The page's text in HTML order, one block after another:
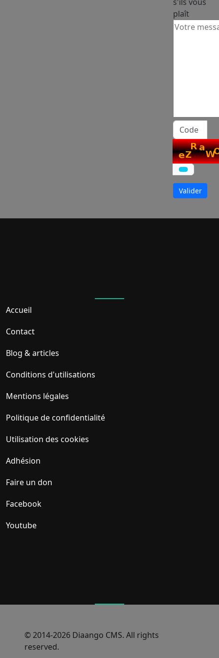
Startups dans le e-commerce
plaît
Valider
Accueil
Contact
Blog & articles
Conditions d'utilisations
Mentions légales
Politique de confidentialité
Utilisation des cookies
Adhésion
Faire un don
Facebook
Youtube
© 2014-2026 Diaango CMS. All rights
reserved.